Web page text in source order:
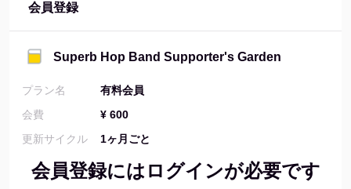
会員登録
Superb Hop Band Supporter's Garden
プラン名
有料会員
会費
¥ 600
更新サイクル
1ヶ月ごと
会員登録にはログインが必要です